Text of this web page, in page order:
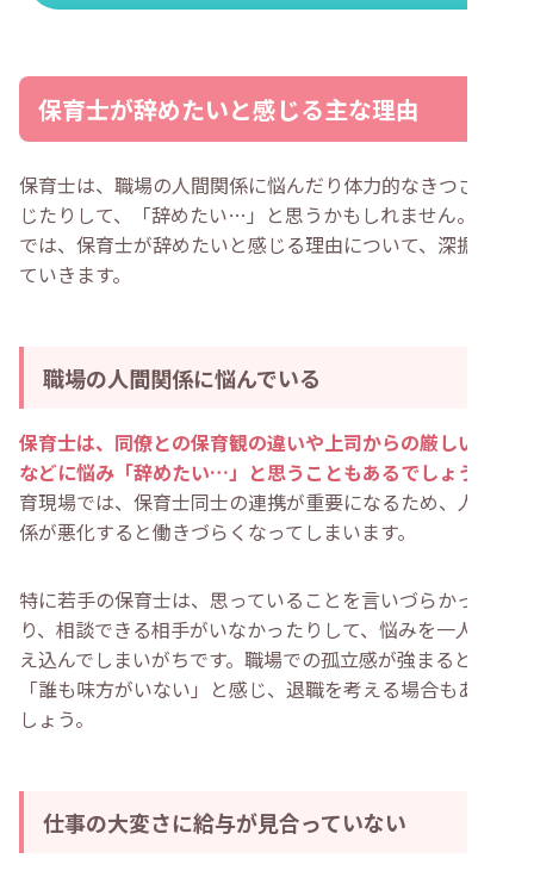
保育士が辞めたいと感じる主な理由
保育士は、職場の人間関係に悩んだり体力的なきつさを感
じたりして、「辞めたい…」と思うかもしれません。ここ
では、保育士が辞めたいと感じる理由について、深掘りし
ていきます。
職場の人間関係に悩んでいる
保育士は、同僚との保育観の違いや上司からの厳しい指導
などに悩み「辞めたい…」と思うこともあるでしょう
育現場では、保育士同士の連携が重要になるため、人間関
係が悪化すると働きづらくなってしまいます。
特に若手の保育士は、思っていることを言いづらかった
り、相談できる相手がいなかったりして、悩みを一人で抱
え込んでしまいがちです。職場での孤立感が強まると、
「誰も味方がいない」と感じ、退職を考える場合もあるで
しょう。
仕事の大変さに給与が見合っていない